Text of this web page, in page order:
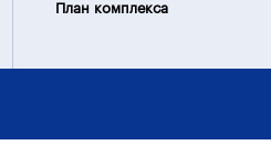
План комплекса